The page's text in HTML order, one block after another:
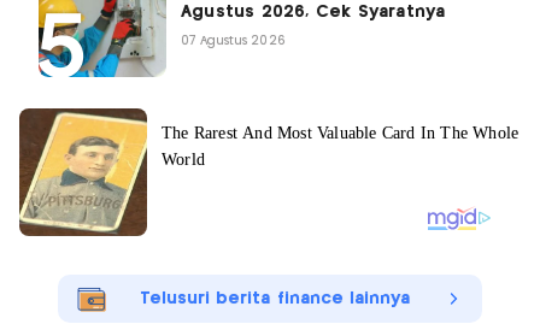
Agustus 2026, Cek Syaratnya
07 Agustus 2026
Telusuri berita finance lainnya